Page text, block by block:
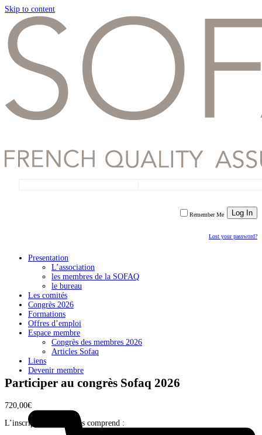
Skip to content
Remember Me
Lost your password?
Presentation
L’association
les membres de la SOFAQ
le bureau
Les comités
Congrès 2026
Formations
Offres d’emploi
Espace membre
Congrès des membres 2026
Articles Sofaq
Liens
Devenir membre
Participer au congrès Sofaq 2026
720,00€
L’inscription au congrès comprend :